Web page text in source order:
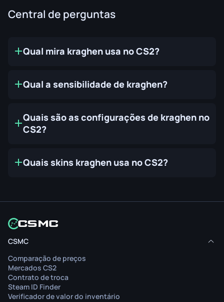
Central de perguntas
Qual mira kraghen usa no CS2?
Qual a sensibilidade de kraghen?
Quais são as configurações de kraghen no
CS2?
Quais skins kraghen usa no CS2?
CSMC
Comparação de preços
Mercados CS2
Contrato de troca
Steam ID Finder
Verificador de valor do inventário